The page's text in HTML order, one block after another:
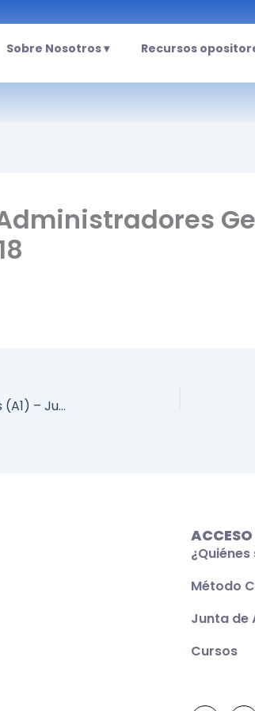
Sobre Nosotros ▾ Recursos
Cuerpo Superior de Administradores Generales (A1) – Junta de Andalucía – Promoción Interna – 2017/2018
Método
Junta de
Cursos